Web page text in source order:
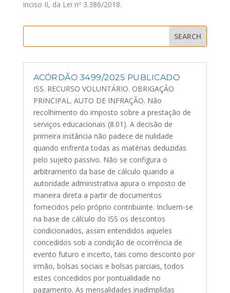
inciso II, da Lei nº 3.386/2018.
ACÓRDÃO 3499/2025 PUBLICADO
ISS. RECURSO VOLUNTÁRIO. OBRIGAÇÃO
PRINCIPAL. AUTO DE INFRAÇÃO. Não
recolhimento do imposto sobre a prestação de
serviços educacionais (8.01). A decisão de
primeira instância não padece de nulidade
quando enfrenta todas as matérias deduzidas
pelo sujeito passivo. Não se configura o
arbitramento da base de cálculo quando a
autoridade administrativa apura o imposto de
maneira direta a partir de documentos
fornecidos pelo próprio contribuinte. Incluem-se
na base de cálculo do ISS os descontos
condicionados, assim entendidos aqueles
concedidos sob a condição de ocorrência de
evento futuro e incerto, tais como desconto por
irmão, bolsas sociais e bolsas parciais, todos
estes concedidos por pontualidade no
pagamento. As mensalidades inadimplidas